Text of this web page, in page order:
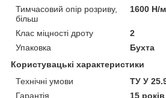
Тимчасовий опір розриву,
більш
1600 Н/
Клас міцності дроту
2
Упаковка
Бухта
Користувацькі характеристики
Технічні умови
ТУ У
Гарантія
15 років